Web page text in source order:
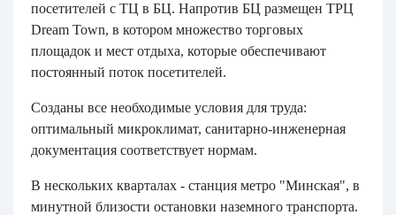
посетителей с ТЦ в БЦ. Напротив БЦ размещен ТРЦ
Dream Town, в котором множество торговых
площадок и мест отдыха, которые обеспечивают
постоянный поток посетителей.
Созданы все необходимые условия для труда:
оптимальный микроклимат, санитарно-инженерная
документация соответствует нормам.
В нескольких кварталах - станция метро "Минская", в
минутной близости остановки наземного транспорта.